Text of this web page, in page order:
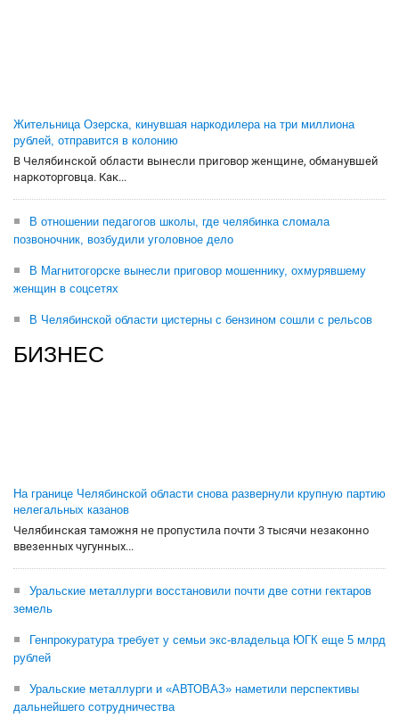
Жительница Озерска, кинувшая наркодилера на три миллиона
рублей, отправится в колонию
В Челябинской области вынесли приговор женщине, обманувшей
наркоторговца. Как...
В отношении педагогов школы, где челябинка сломала
позвоночник, возбудили уголовное дело
В Магнитогорске вынесли приговор мошеннику, охмурявшему
женщин в соцсетях
В Челябинской области цистерны с бензином сошли с рельсов
БИЗНЕС
На границе Челябинской области снова развернули крупную партию
нелегальных казанов
Челябинская таможня не пропустила почти 3 тысячи незаконно
ввезенных чугунных...
Уральские металлурги восстановили почти две сотни гектаров
земель
Генпрокуратура требует у семьи экс-владельца ЮГК еще 5 млрд
рублей
Уральские металлурги и «АВТОВАЗ» наметили перспективы
дальнейшего сотрудничества